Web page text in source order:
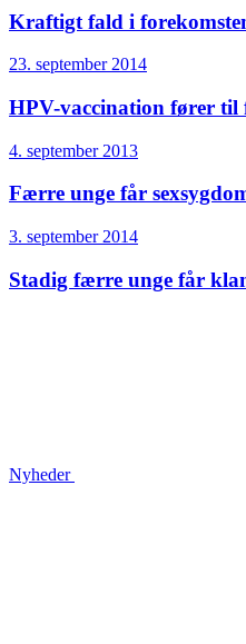
Kraftigt fald i
23. september 2014
HPV-vaccination fører
4. september 2013
Færre unge får
3. september 2014
Stadig færre unge får
Nyheder